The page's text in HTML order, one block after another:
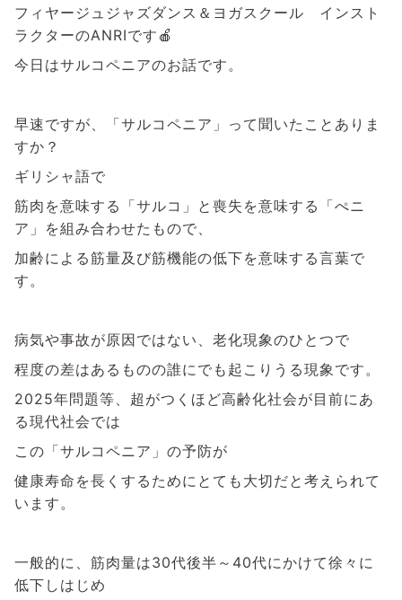
フィヤージュジャズダンス＆ヨガスクール インスト
ラクターのANRIです🍎
今日はサルコペニアのお話です。
早速ですが、「サルコペニア」って聞いたことありま
すか？
ギリシャ語で
筋肉を意味する「サルコ」と喪失を意味する「ぺニ
ア」を組み合わせたもので、
加齢による筋量及び筋機能の低下を意味する言葉で
す。
病気や事故が原因ではない、老化現象のひとつで
程度の差はあるものの誰にでも起こりうる現象です。
2025年問題等、超がつくほど高齢化社会が目前にあ
る現代社会では
この「サルコペニア」の予防が
健康寿命を長くするためにとても大切だと考えられて
います。
一般的に、筋肉量は30代後半～40代にかけて徐々に
低下しはじめ